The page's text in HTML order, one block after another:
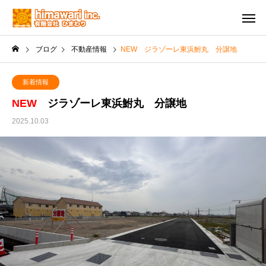
ブログ 不動産情報 NEW ジラゾーレ東浜鮒丸 分譲地
新着情報
NEW ジラゾーレ東浜鮒丸 分譲地
2025.10.03